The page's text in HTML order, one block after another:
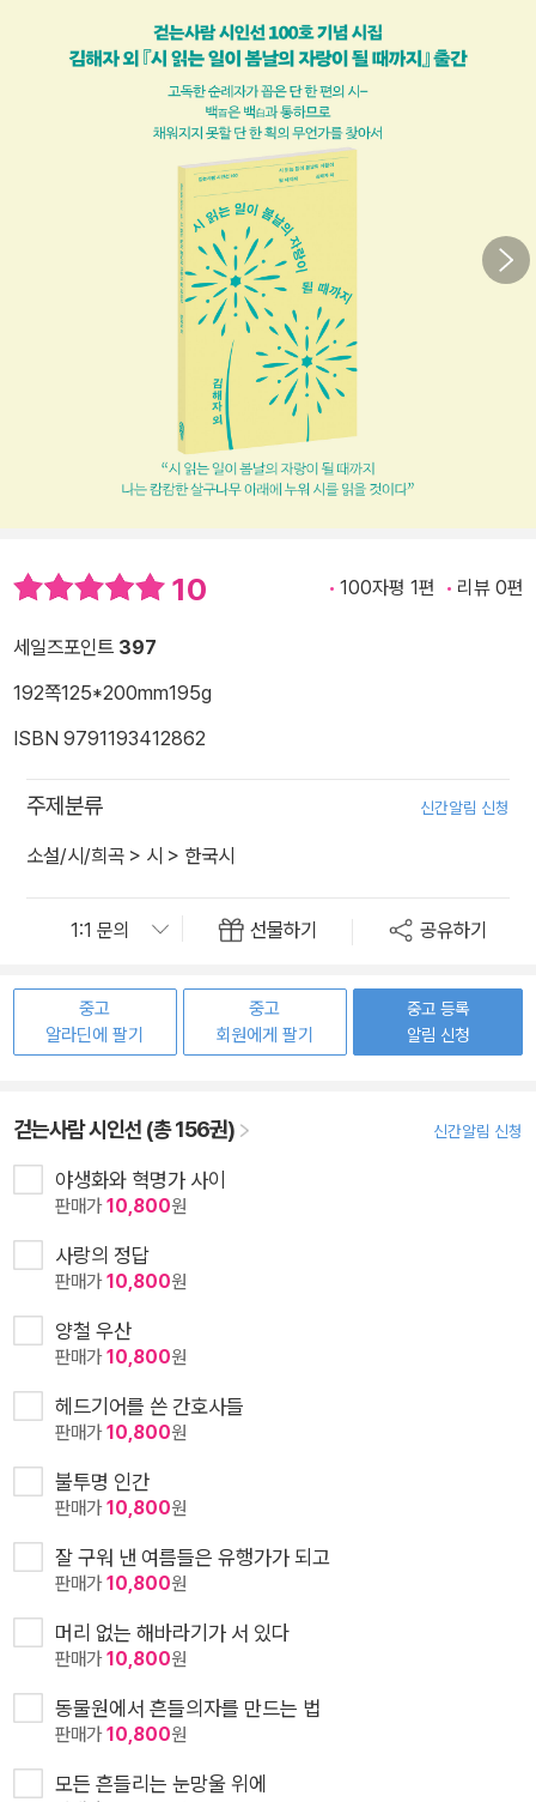
10 100자평 1편 리뷰 0편
세일즈포인트 397
192쪽125*200mm195g
ISBN 9791193412862
주제분류 신간알림 신청
소설/시/희곡 > 시 > 한국시
선물하기 공유하기
중고
알라딘에 팔기
중고
회원에게 팔기
중고 등록
알림 신청
걷는사람 시인선 (총 156권) 신간알림 신청
야생화와 혁명가 사이
판매가10,800원
사랑의 정답
판매가10,800원
양철 우산
판매가10,800원
헤드기어를 쓴 간호사들
판매가10,800원
불투명 인간
판매가10,800원
잘 구워 낸 여름들은 유행가가 되고
판매가10,800원
머리 없는 해바라기가 서 있다
판매가10,800원
동물원에서 흔들의자를 만드는 법
판매가10,800원
모든 흔들리는 눈망울 위에